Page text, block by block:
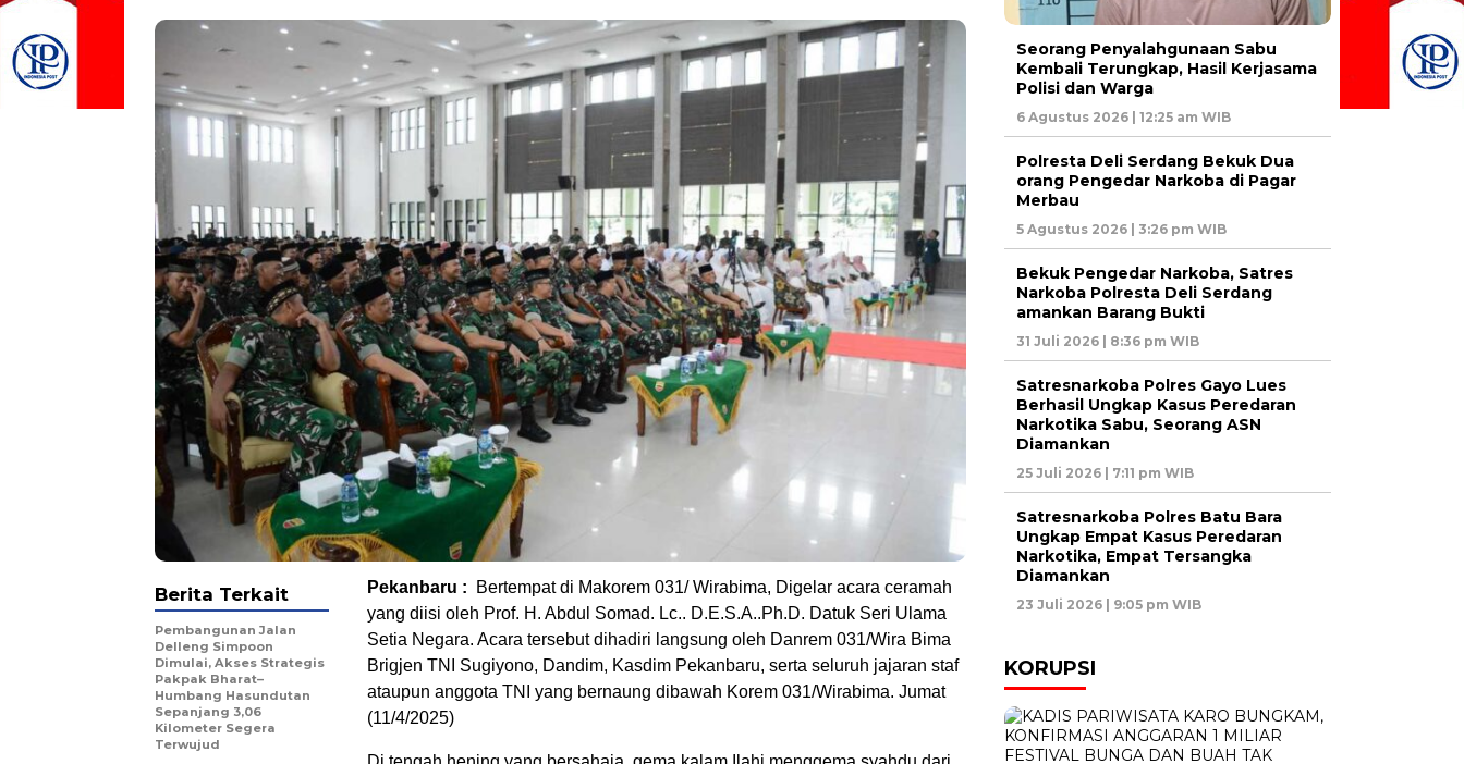
Pekanbaru :
Bertempat di Makorem 031/ Wirabima, Digelar acara ceramah
yang diisi oleh Prof. H. Abdul Somad. Lc.. D.E.S.A..Ph.D. Datuk Seri Ulama
Setia Negara. Acara tersebut dihadiri langsung oleh Danrem 031/Wira Bima
Brigjen TNI Sugiyono, Dandim, Kasdim Pekanbaru, serta seluruh jajaran staf
ataupun anggota TNI yang bernaung dibawah Korem 031/Wirabima. Jumat
(11/4/2025)
Berita Terkait
Pembangunan Jalan
Delleng Simpoon
Dimulai, Akses Strategis
Pakpak Bharat–
Humbang Hasundutan
Sepanjang 3,06
Kilometer Segera
Terwujud
Seorang Penyalahgunaan Sabu
Kembali Terungkap, Hasil Kerjasama
Polisi dan Warga
6 Agustus 2026 | 12:25 am WIB
Polresta Deli Serdang Bekuk Dua
orang Pengedar Narkoba di Pagar
Merbau
5 Agustus 2026 | 3:26 pm WIB
Bekuk Pengedar Narkoba, Satres
Narkoba Polresta Deli Serdang
amankan Barang Bukti
31 Juli 2026 | 8:36 pm WIB
Satresnarkoba Polres Gayo Lues
Berhasil Ungkap Kasus Peredaran
Narkotika Sabu, Seorang ASN
Diamankan
25 Juli 2026 | 7:11 pm WIB
Satresnarkoba Polres Batu Bara
Ungkap Empat Kasus Peredaran
Narkotika, Empat Tersangka
Diamankan
23 Juli 2026 | 9:05 pm WIB
KORUPSI